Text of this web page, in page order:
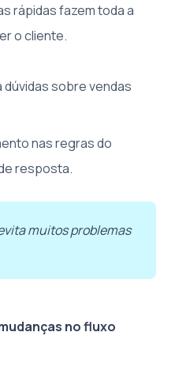
rápidas fazem toda a
o cliente.
dúvidas sobre vendas
nas regras do
resposta.
muitos problemas
no fluxo